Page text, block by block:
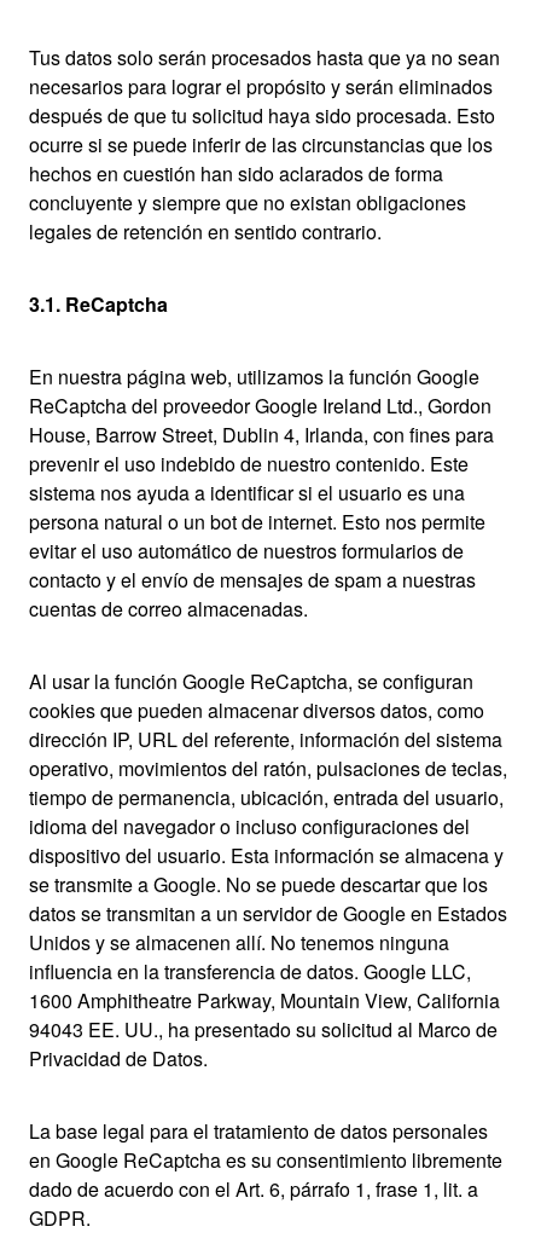
Tus datos solo serán procesados hasta que ya no sean
necesarios para lograr el propósito y serán eliminados
después de que tu solicitud haya sido procesada. Esto
ocurre si se puede inferir de las circunstancias que los
hechos en cuestión han sido aclarados de forma
concluyente y siempre que no existan obligaciones
legales de retención en sentido contrario.
3.1. ReCaptcha
En nuestra página web, utilizamos la función Google
ReCaptcha del proveedor Google Ireland Ltd., Gordon
House, Barrow Street, Dublin 4, Irlanda, con fines para
prevenir el uso indebido de nuestro contenido. Este
sistema nos ayuda a identificar si el usuario es una
persona natural o un bot de internet. Esto nos permite
evitar el uso automático de nuestros formularios de
contacto y el envío de mensajes de spam a nuestras
cuentas de correo almacenadas.
Al usar la función Google ReCaptcha, se configuran
cookies que pueden almacenar diversos datos, como
dirección IP, URL del referente, información del sistema
operativo, movimientos del ratón, pulsaciones de teclas,
tiempo de permanencia, ubicación, entrada del usuario,
idioma del navegador o incluso configuraciones del
dispositivo del usuario. Esta información se almacena y
se transmite a Google. No se puede descartar que los
datos se transmitan a un servidor de Google en Estados
Unidos y se almacenen allí. No tenemos ninguna
influencia en la transferencia de datos. Google LLC,
1600 Amphitheatre Parkway, Mountain View, California
94043 EE. UU., ha presentado su solicitud al Marco de
Privacidad de Datos.
La base legal para el tratamiento de datos personales
en Google ReCaptcha es su consentimiento libremente
dado de acuerdo con el Art. 6, párrafo 1, frase 1, lit. a
GDPR.